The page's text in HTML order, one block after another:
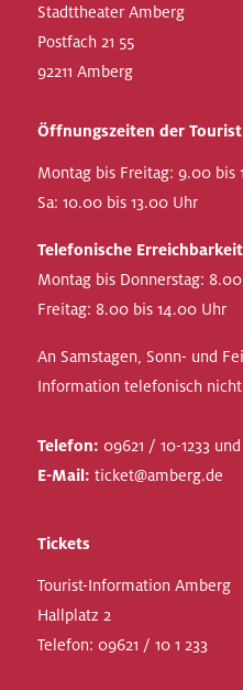
Stadttheater Amberg
Postfach 21 55
92211 Amberg
Öffnungszeiten der
Montag bis Freitag: 9.00 bis
Sa: 10.00 bis 13.00 Uhr
Telefonische Erreichbarkeit
Montag bis Donnerstag:
Freitag: 8.00 bis 14.00 Uhr
An Samstagen, Sonn- und
Information telefonisch
Telefon: 09621 / 10-1233
E-Mail: ticket@amberg.de
Tickets
Tourist-Information Amberg
Hallplatz 2
Telefon: 09621 / 10 1 233